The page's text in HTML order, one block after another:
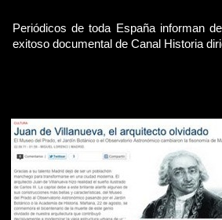
Periódicos de toda España informan
exitoso documental de Canal Historia